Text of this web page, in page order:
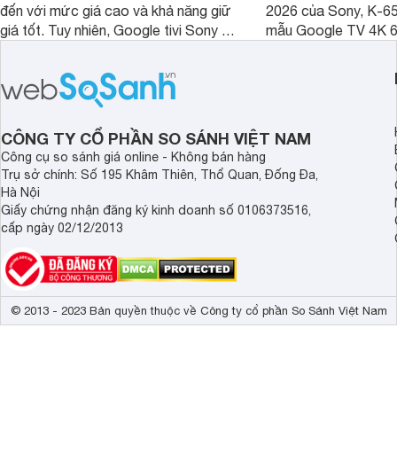
đến với mức giá cao và khả năng giữ
giá tốt. Tuy nhiên, Google tivi Sony 55
hợp đáng chú ý khi có mức giá dễ
tiếp cận hơn dù mới ra mắt trong năm
2026 của Sony, K-
mẫu Google TV 4K
tảng Google TV
nghệ hỗ trợ nâng
CÔNG TY CỔ PHẦN SO SÁNH VIỆT NAM
Công cụ so sánh giá online - Không bán hàng
Trụ sở chính: Số 195 Khâm Thiên, Thổ Quan, Đống Đa,
Hà Nội
Giấy chứng nhận đăng ký kinh doanh số 0106373516,
cấp ngày 02/12/2013
© 2013 - 2023 Bản quyền thuộc về Công ty cổ phần So Sánh Việt Nam